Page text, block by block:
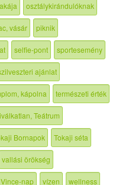
osztálykirándulóknak
vásár piknik
selfie-pont sportesemény
ajánlat
kápolna természeti érték
Teátrum
Bornapok Tokaji séta
vallási örökség
Vince-nap vízen wellness